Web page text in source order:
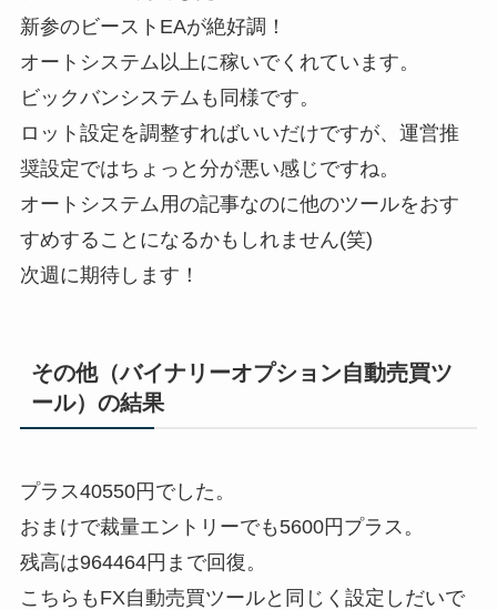
新参のビーストEAが絶好調！
オートシステム以上に稼いでくれています。
ビックバンシステムも同様です。
ロット設定を調整すればいいだけですが、運営推
奨設定ではちょっと分が悪い感じですね。
オートシステム用の記事なのに他のツールをおす
すめすることになるかもしれません(笑)
次週に期待します！
その他（バイナリーオプション自動売買ツ
ール）の結果
プラス40550円でした。
おまけで裁量エントリーでも5600円プラス。
残高は964464円まで回復。
こちらもFX自動売買ツールと同じく設定しだいで